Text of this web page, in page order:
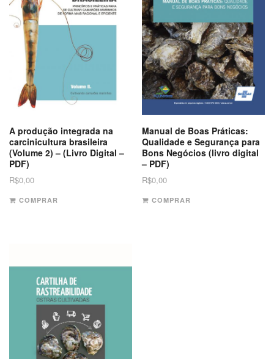
A produção integrada na
carcinicultura brasileira
(Volume 2) – (Livro Digital –
PDF)
R$0,00
COMPRAR
Manual de Boas Práticas:
Qualidade e Segurança para
Bons Negócios (livro digital
– PDF)
R$0,00
COMPRAR